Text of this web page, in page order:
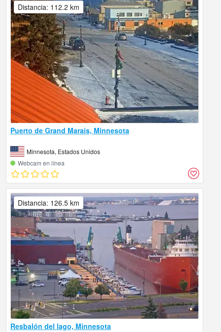
Puerto de Grand Marais, Minnesota
Minnesota, Estados Unidos
Webcam en línea
Distancia: 112.2 km
Resbalón del lago, Minnesota
Distancia: 126.5 km